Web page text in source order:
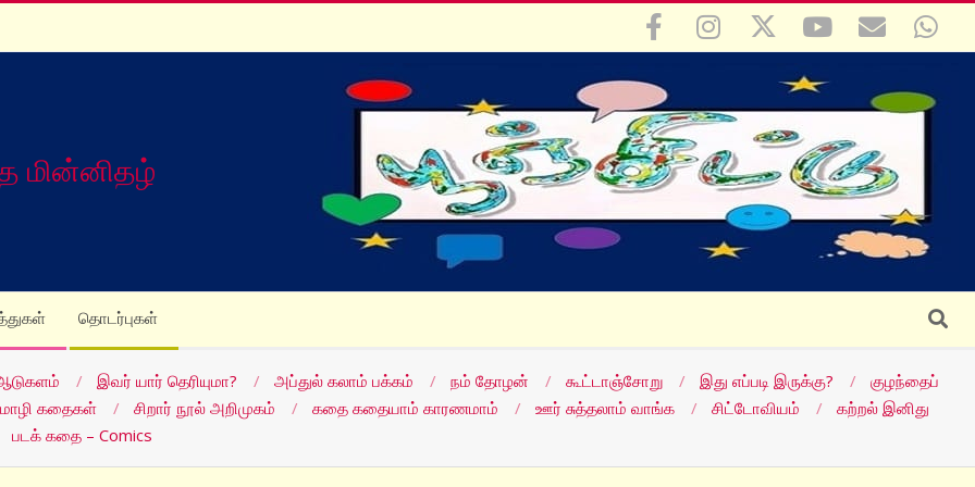
மின்னிதழ்
தொடர்புகள் Search
இவர் யார் தெரியுமா? அப்துல் கலாம் பக்கம் நம் தோழன் கூட்டாஞ்சோறு இது எப்படி இருக்கு?
குழந்தைப்
கதைகள் சிறார் நூல் அறிமுகம் கதை கதையாம் காரணமாம் ஊர் சுத்தலாம் வாங்க சிட்டோவியம்
கற்றல் இனிது
படக் கதை – Comics